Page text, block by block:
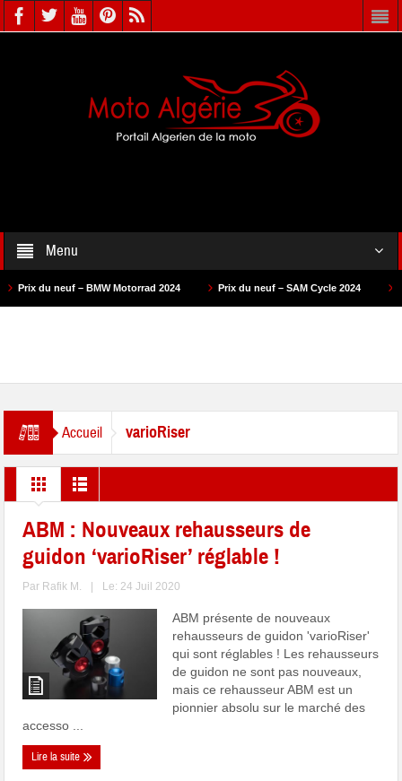
Menu
du neuf – BMW Motorrad 2024 Prix du neuf – SAM Cycle 2024
Accueil varioRiser
ABM : Nouveaux rehausseurs de
guidon ‘varioRiser’ réglable !
Par Rafik M. Le: 24 Juil 2020
ABM présente de nouveaux
rehausseurs de guidon 'varioRiser'
qui sont réglables ! Les rehausseurs
de guidon ne sont pas nouveaux,
mais ce rehausseur ABM est un
pionnier absolu sur le marché des
accesso ...
Lire la suite